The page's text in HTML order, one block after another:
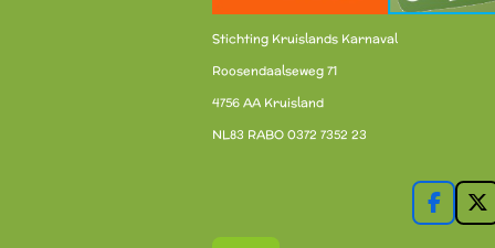
Stichting Kruislands Karnaval
Roosendaalseweg 71
4756 AA Kruisland
NL83 RABO 0372 7352 23
F
a
X